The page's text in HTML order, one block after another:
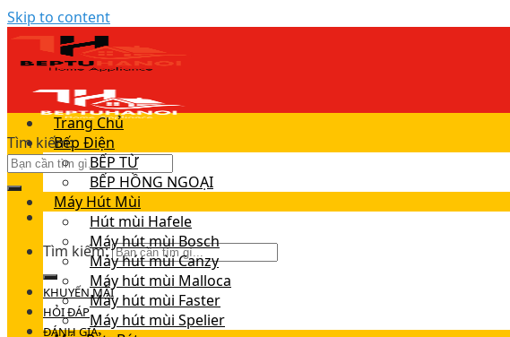
Skip to content
Tìm kiếm:
Tìm kiếm:
KHUYẾN MÃI
HỎI ĐÁP
ĐÁNH GIÁ
Trang Chủ
Bếp Điện
BẾP TỪ
BẾP HỒNG NGOẠI
Máy Hút Mùi
Hút mùi Hafele
Máy hút mùi Bosch
Máy hút mùi Canzy
Máy hút mùi Malloca
Máy hút mùi Faster
Máy hút mùi Spelier